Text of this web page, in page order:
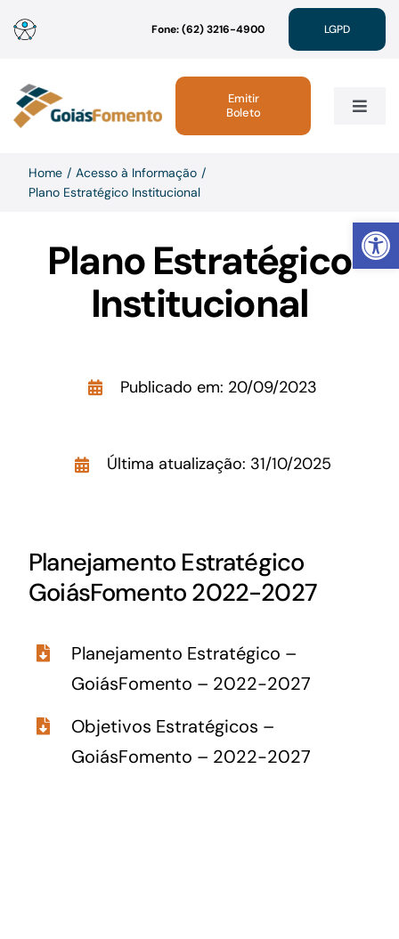
Abrir
para
conteúdo
Fone: (62) 3216-4900 LGPD
Toggle
Institucional
Atendimento
Emitir
Boleto
Home
Acesso à Informação
Plano Estratégico Institucional
Plano Estratégico
Institucional
Publicado em: 20/09/2023
Última atualização: 31/10/2025
Planejamento Estratégico
GoiásFomento 2022-2027
Planejamento Estratégico –
GoiásFomento – 2022-2027
Objetivos Estratégicos –
GoiásFomento – 2022-2027